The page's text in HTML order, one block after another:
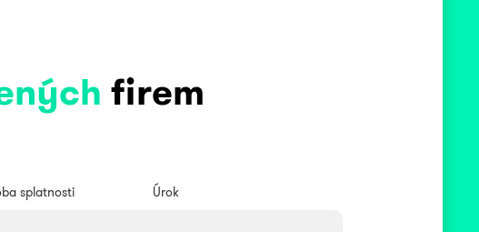
firem
splatnosti Úrok